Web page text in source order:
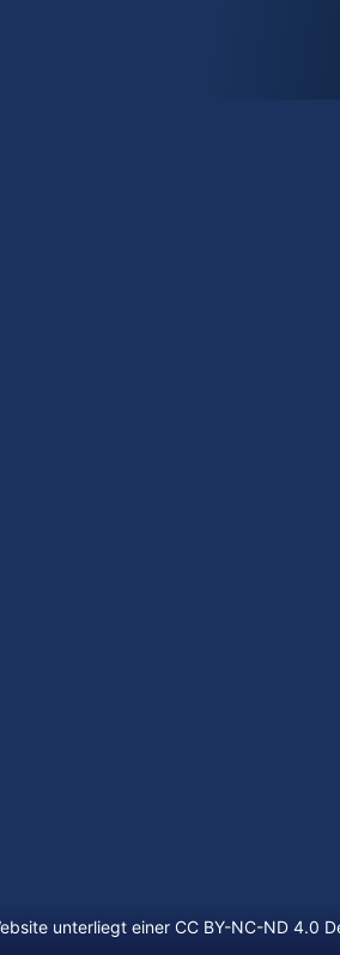
unterliegt einer CC BY-NC-ND 4.0